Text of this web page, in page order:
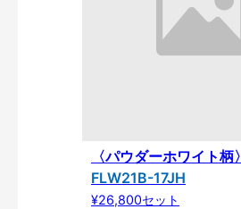
〈パウダーホワイト柄〉
FLW21B-17JH
¥26,800セット